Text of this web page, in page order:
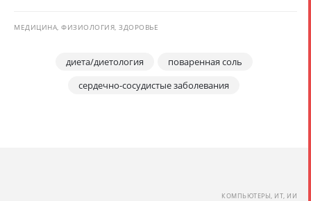
МЕДИЦИНА, ФИЗИОЛОГИЯ, ЗДОРОВЬЕ
диета/диетология
поваренная соль
сердечно-сосудистые заболевания
КОМПЬЮТЕРЫ, ИТ, ИИ